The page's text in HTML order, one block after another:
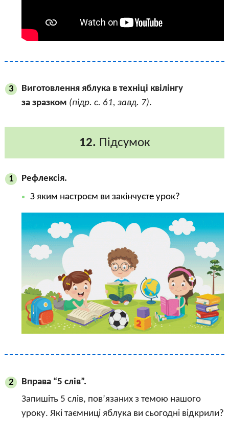
3
Виготовлення яблука в техніці квілінгу
за зразком (підр. с. 61, завд. 7).
12. Підсумок
1
Рефлексія.
З яким настроєм ви закінчуєте урок?
2
Вправа “5 слів”.
Запишіть 5 слів, пов’язаних з темою нашого
уроку. Які таємниці яблука ви сьогодні відкрили?